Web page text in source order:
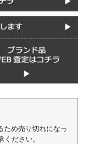
ため売り切れになっ
ださい。